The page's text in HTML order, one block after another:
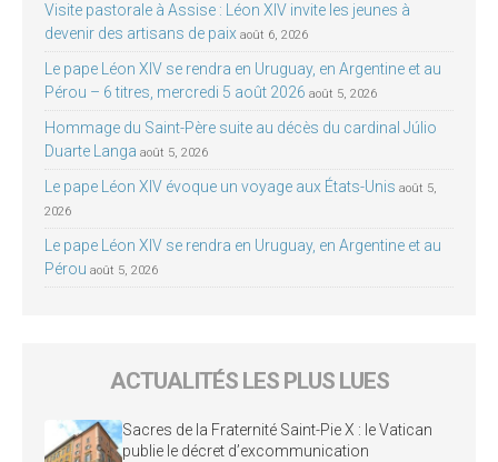
Visite pastorale à Assise : Léon XIV invite les jeunes à
devenir des artisans de paix août 6, 2026
Le pape Léon XIV se rendra en Uruguay, en Argentine et au
Pérou – 6 titres, mercredi 5 août 2026 août 5, 2026
Hommage du Saint-Père suite au décès du cardinal Júlio
Duarte Langa août 5, 2026
Le pape Léon XIV évoque un voyage aux États-Unis août 5,
2026
Le pape Léon XIV se rendra en Uruguay, en Argentine et au
Pérou août 5, 2026
ACTUALITÉS LES PLUS LUES
Sacres de la Fraternité Saint-Pie X : le Vatican
publie le décret d’excommunication